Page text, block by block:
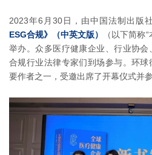
2023年6月30日，由中国法制出版
ESG合规》（中英文版）
（以下简称
举办。众多医疗健康企业、行业协
合规行业法律专家们到场参与。环球
要作者之一，受邀出席了开幕仪式并